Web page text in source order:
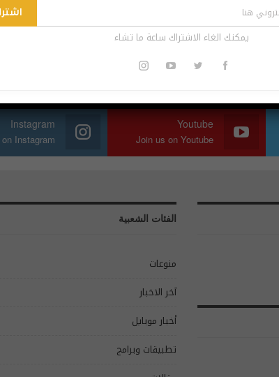
Youtube
Join us on Youtube
Instagram
Instagram
الفئات الشعبية
منوعات
آخر الاخبار
أخبار موبايل
تطبيقات وبرامج
يمكنك الغاء الاشتراك ساعة ما تشاء